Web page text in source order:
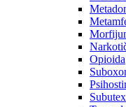
Opioida